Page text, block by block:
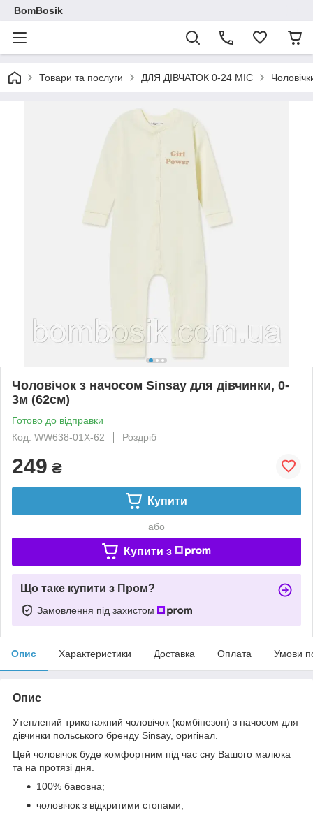
BomBosik
Товари та послуги ДЛЯ ДІВЧАТОК 0-24 МІС
Чоловічок з начосом Sinsay для дівчинки, 0-
3м (62cм)
Готово до відправки
Код: WW638-01X-62
Роздріб
249 ₴
Купити
або
Купити з
Що таке купити з Пром?
Замовлення під захистом
Опис Характеристики Доставка Оплата Умови
Опис
Утеплений трикотажний чоловічок (комбінезон) з начосом для
дівчинки польського бренду Sinsay, оригінал.
Цей чоловічок буде комфортним під час сну Вашого малюка
та на протязі дня.
100% бавовна;
чоловічок з відкритими стопами;